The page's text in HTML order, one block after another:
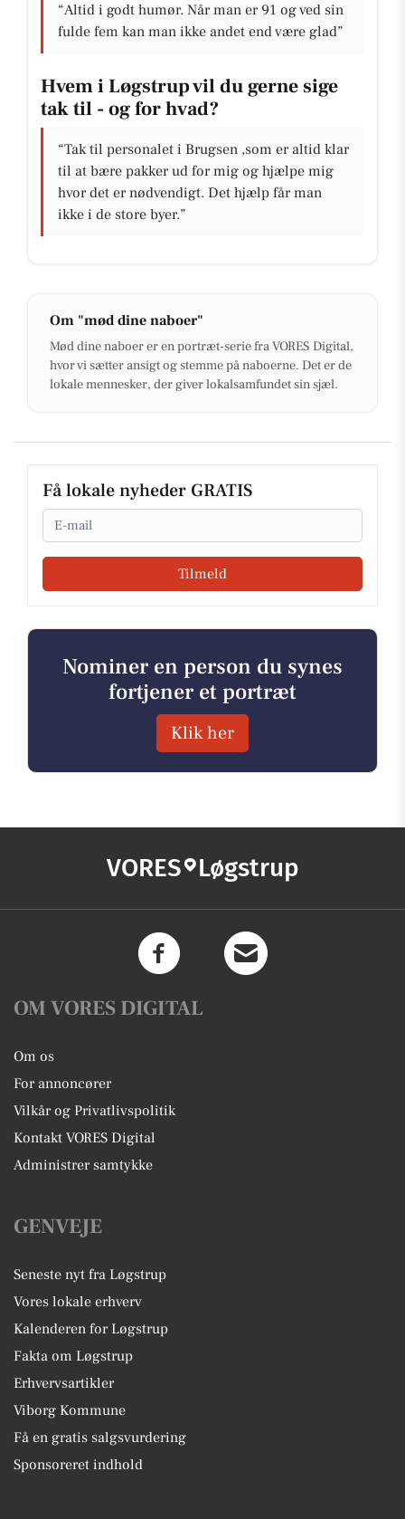
“Altid i godt humør. Når man er 91 og ved sin
fulde fem kan man ikke andet end være glad”
Hvem i Løgstrup vil du gerne sige
tak til - og for hvad?
“Tak til personalet i Brugsen ,som er altid klar
til at bære pakker ud for mig og hjælpe mig
hvor det er nødvendigt. Det hjælp får man
ikke i de store byer.”
Om "mød dine naboer"
Mød dine naboer er en portræt-serie fra VORES Digital,
hvor vi sætter ansigt og stemme på naboerne. Det er de
lokale mennesker, der giver lokalsamfundet sin sjæl.
Få lokale nyheder GRATIS
Email
Tilmeld
Nominer en person du synes
fortjener et portræt
Klik her
VORES Løgstrup
OM VORES DIGITAL
Om os
For annoncører
Vilkår og Privatlivspolitik
Kontakt VORES Digital
Administrer samtykke
GENVEJE
Seneste nyt fra Løgstrup
Vores lokale erhverv
Kalenderen for Løgstrup
Fakta om Løgstrup
Erhvervsartikler
Viborg Kommune
Få en gratis salgsvurdering
Sponsoreret indhold